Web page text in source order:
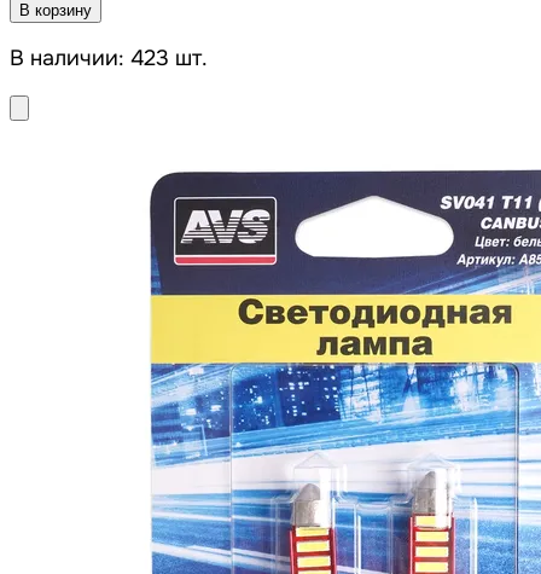
В корзину
В наличии: 423 шт.